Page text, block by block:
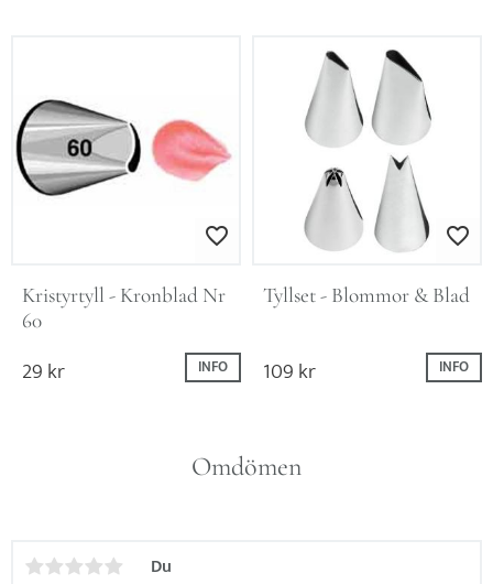
Omdömen
Du
Lägg till i favoriter
Kristyrtyll - Kronblad Nr
60
29kr INFO
Lägg till i
Tyllset - Blommor & Blad
109kr INFO